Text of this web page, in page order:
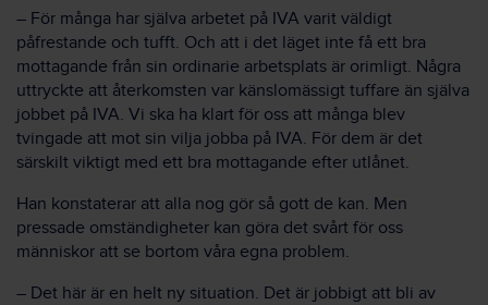
– För många har själva arbetet på IVA varit väldigt
påfrestande och tufft. Och att i det läget inte få ett bra
mottagande från sin ordinarie arbetsplats är orimligt. Några
uttryckte att återkomsten var känslomässigt tuffare än själva
jobbet på IVA. Vi ska ha klart för oss att många blev
tvingade att mot sin vilja jobba på IVA. För dem är det
särskilt viktigt med ett bra mottagande efter utlånet.
Han konstaterar att alla nog gör så gott de kan. Men
pressade omständigheter kan göra det svårt för oss
människor att se bortom våra egna problem.
– Det här är en helt ny situation. Det är jobbigt att bli av